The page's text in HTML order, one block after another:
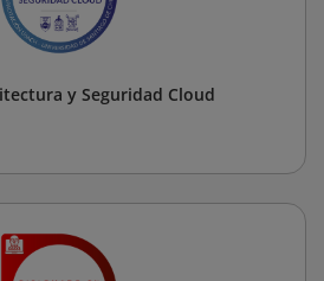
y Seguridad Cloud